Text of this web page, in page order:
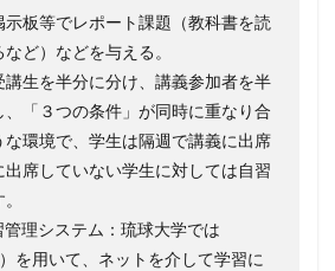
示板等でレポート課題（教科書を読
ど）などを与える。
講生を半分に分け、講義参加者を半
、「３つの条件」が同時に重なり合
な環境で、学生は隔週で講義に出席
出席していない学生に対しては自習
管理システム：琉球大学では
を用いて、ネットを介して学習に